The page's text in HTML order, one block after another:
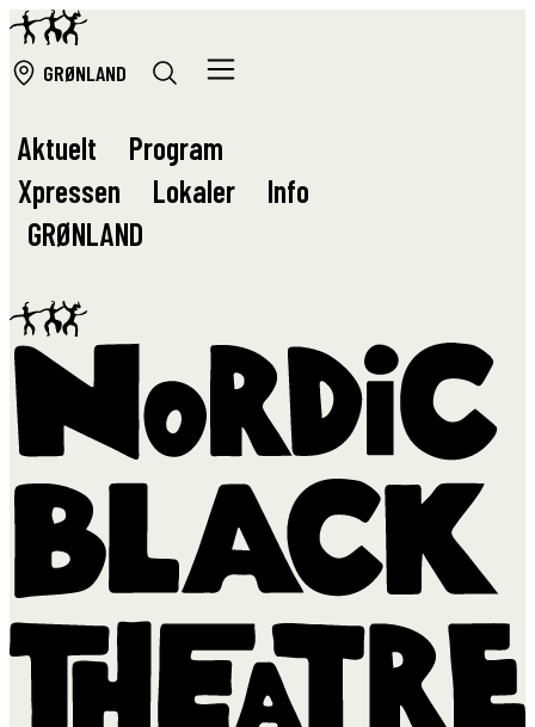
GRØNLAND
Aktuelt
Program
Xpressen
Lokaler
Info
GRØNLAND